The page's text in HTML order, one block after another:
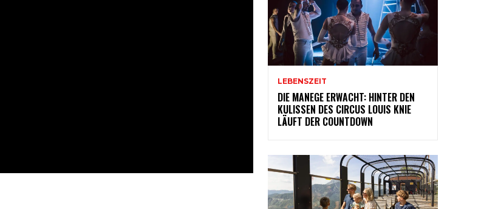
LEBENSZEIT
DIE MANEGE ERWACHT: HINTER DEN
KULISSEN DES CIRCUS LOUIS KNIE
LÄUFT DER COUNTDOWN